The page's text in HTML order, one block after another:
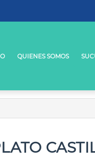
QUIENES SOMOS